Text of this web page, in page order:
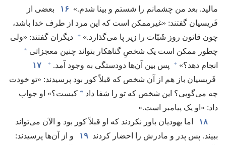
مالید.‏ بعد من چشمانم را شستم و بینا شدم.‏» ۱۶
بعضی از
فَریسیان گفتند:‏ «غیرممکن است که این مرد از طرف خدا باشد،‏
چون قانون روز شَبّات را زیر پا می‌گذارد.‏»‏ +
دیگران گفتند:‏ «ولی
چطور ممکن است یک شخصِ گناهکار بتواند چنین معجزاتی *
انجام دهد؟‏»‏ + پس بین آن‌ها دودستگی به وجود آمد.‏ +
۱۷
فَریسیان باز هم از آن شخص که قبلاً کور بود پرسیدند:‏ «تو خودت
چه می‌گویی؟‏ این شخص که تو را شفا داد * کیست؟‏» او جواب
داد:‏ «او یک پیامبر است.‏»‏
۱۸
اما یهودیان باور نکردند که او قبلاً کور بود و الآن می‌تواند
ببیند.‏ پس پدر و مادرش را احضار کردند ۱۹
و از آن‌ها پرسیدند:‏